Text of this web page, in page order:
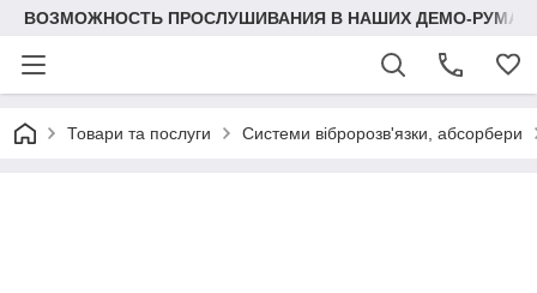
ВОЗМОЖНОСТЬ ПРОСЛУШИВАНИЯ В НАШИХ ДЕМО-РУМАХ
Товари та послуги Системи вібророзв'язки, абсорбери